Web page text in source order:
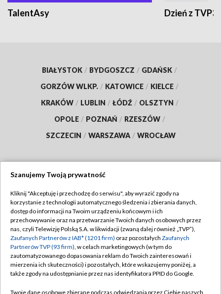
TalentAsy Dzień z TVP3
BIAŁYSTOK / BYDGOSZCZ / GDAŃSK /
GORZÓW WLKP. / KATOWICE / KIELCE /
KRAKÓW / LUBLIN / ŁÓDŹ / OLSZTYN /
OPOLE / POZNAŃ / RZESZÓW /
SZCZECIN / WARSZAWA / WROCŁAW
TVP
Abonament TVP
Emisja w TVP
Centrum informacji TVP
Naziemna Telewizja Cyfrowa
Regulamin TVP
Polityka prywatności
Moje zgody
Pomoc
Szanujemy Twoją prywatność
Kliknij "Akceptuję i przechodzę do serwisu", aby wyrazić zgody na
korzystanie z technologii automatycznego śledzenia i zbierania danych,
dostęp do informacji na Twoim urządzeniu końcowym i ich
przechowywanie oraz na przetwarzanie Twoich danych osobowych przez
nas, czyli Telewizję Polską S.A. w likwidacji (zwaną dalej również „TVP”),
Zaufanych Partnerów z IAB* (1201 firm) oraz pozostałych Zaufanych
Partnerów TVP (93 firm), w celach marketingowych (w tym do
zautomatyzowanego dopasowania reklam do Twoich zainteresowań i
mierzenia ich skuteczności) i pozostałych, które wskazujemy poniżej, a
także zgody na udostępnianie przez nas identyfikatora PPID do Google.
Twoje dane osobowe zbierane podczas odwiedzania przez Ciebie naszych